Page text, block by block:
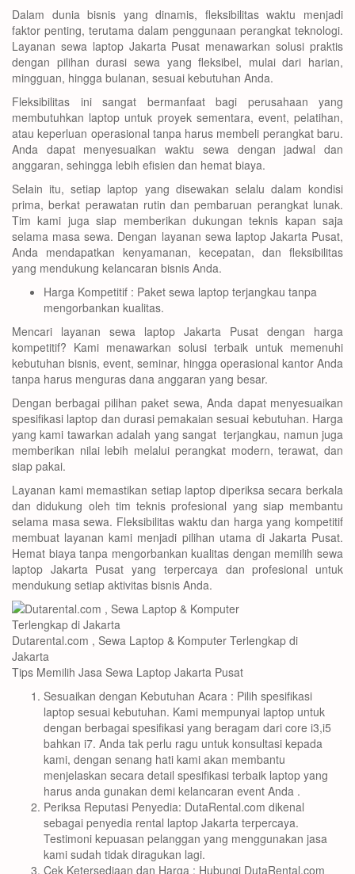
Dalam dunia bisnis yang dinamis, fleksibilitas waktu menjadi
faktor penting, terutama dalam penggunaan perangkat teknologi.
Layanan sewa laptop Jakarta Pusat menawarkan solusi praktis
dengan pilihan durasi sewa yang fleksibel, mulai dari harian,
mingguan, hingga bulanan, sesuai kebutuhan Anda.
Fleksibilitas ini sangat bermanfaat bagi perusahaan yang
membutuhkan laptop untuk proyek sementara, event, pelatihan,
atau keperluan operasional tanpa harus membeli perangkat baru.
Anda dapat menyesuaikan waktu sewa dengan jadwal dan
anggaran, sehingga lebih efisien dan hemat biaya.
Selain itu, setiap laptop yang disewakan selalu dalam kondisi
prima, berkat perawatan rutin dan pembaruan perangkat lunak.
Tim kami juga siap memberikan dukungan teknis kapan saja
selama masa sewa. Dengan layanan sewa laptop Jakarta Pusat,
Anda mendapatkan kenyamanan, kecepatan, dan fleksibilitas
yang mendukung kelancaran bisnis Anda.
Harga Kompetitif : Paket sewa laptop terjangkau tanpa
mengorbankan kualitas.
Mencari layanan sewa laptop Jakarta Pusat dengan harga
kompetitif? Kami menawarkan solusi terbaik untuk memenuhi
kebutuhan bisnis, event, seminar, hingga operasional kantor Anda
tanpa harus menguras dana anggaran yang besar.
Dengan berbagai pilihan paket sewa, Anda dapat menyesuaikan
spesifikasi laptop dan durasi pemakaian sesuai kebutuhan. Harga
yang kami tawarkan adalah yang sangat terjangkau, namun juga
memberikan nilai lebih melalui perangkat modern, terawat, dan
siap pakai.
Layanan kami memastikan setiap laptop diperiksa secara berkala
dan didukung oleh tim teknis profesional yang siap membantu
selama masa sewa. Fleksibilitas waktu dan harga yang kompetitif
membuat layanan kami menjadi pilihan utama di Jakarta Pusat.
Hemat biaya tanpa mengorbankan kualitas dengan memilih sewa
laptop Jakarta Pusat yang terpercaya dan profesional untuk
mendukung setiap aktivitas bisnis Anda.
Dutarental.com , Sewa Laptop & Komputer Terlengkap di
Jakarta
Tips Memilih Jasa Sewa Laptop Jakarta Pusat
Sesuaikan dengan Kebutuhan Acara : Pilih spesifikasi
laptop sesuai kebutuhan. Kami mempunyai laptop untuk
dengan berbagai spesifikasi yang beragam dari core i3,i5
bahkan i7. Anda tak perlu ragu untuk konsultasi kepada
kami, dengan senang hati kami akan membantu
menjelaskan secara detail spesifikasi terbaik laptop yang
harus anda gunakan demi kelancaran event Anda .
Periksa Reputasi Penyedia: DutaRental.com dikenal
sebagai penyedia rental laptop Jakarta terpercaya.
Testimoni kepuasan pelanggan yang menggunakan jasa
kami sudah tidak diragukan lagi.
Cek Ketersediaan dan Harga : Hubungi DutaRental.com